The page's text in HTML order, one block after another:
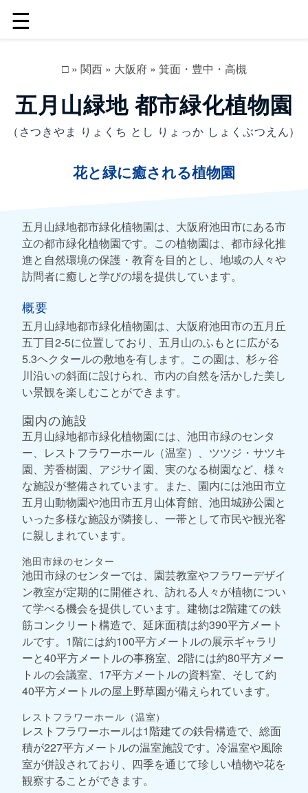
☰
□» 関西» 大阪府» 箕面・豊中・高槻
五月山緑地 都市緑化植物園
（さつきやま りょくち とし りょっか しょくぶつえん）
花と緑に癒される植物園
五月山緑地都市緑化植物園は、大阪府池田市にある市
立の都市緑化植物園です。この植物園は、都市緑化推
進と自然環境の保護・教育を目的とし、地域の人々や
訪問者に癒しと学びの場を提供しています。
概要
五月山緑地都市緑化植物園は、大阪府池田市の五月丘
五丁目2-5に位置しており、五月山のふもとに広がる
5.3ヘクタールの敷地を有します。この園は、杉ヶ谷
川沿いの斜面に設けられ、市内の自然を活かした美し
い景観を楽しむことができます。
園内の施設
五月山緑地都市緑化植物園には、池田市緑のセンタ
ー、レストフラワーホール（温室）、ツツジ・サツキ
園、芳香樹園、アジサイ園、実のなる樹園など、様々
な施設が整備されています。また、園内には池田市立
五月山動物園や池田市五月山体育館、池田城跡公園と
いった多様な施設が隣接し、一帯として市民や観光客
に親しまれています。
池田市緑のセンター
池田市緑のセンターでは、園芸教室やフラワーデザイ
ン教室が定期的に開催され、訪れる人々が植物につい
て学べる機会を提供しています。建物は2階建ての鉄
筋コンクリート構造で、延床面積は約390平方メート
ルです。1階には約100平方メートルの展示ギャラリ
ーと40平方メートルの事務室、2階には約80平方メー
トルの会議室、17平方メートルの資料室、そして約
40平方メートルの屋上野草園が備えられています。
レストフラワーホール（温室）
レストフラワーホールは1階建ての鉄骨構造で、総面
積が227平方メートルの温室施設です。冷温室や風除
室が併設されており、四季を通じて珍しい植物や花を
観察することができます。